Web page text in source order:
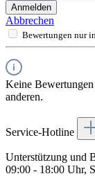
Anmelden
Abbrechen
Bewertungen nur
Keine
anderen.
Service-Hotline
Unterstützung und
09:00 - 18:00 Uhr,